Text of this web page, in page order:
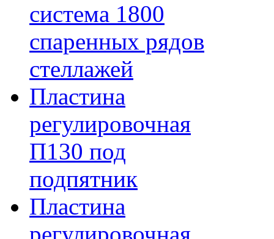
система 1800
спаренных рядов
стеллажей
Пластина
регулировочная
П130 под
подпятник
Пластина